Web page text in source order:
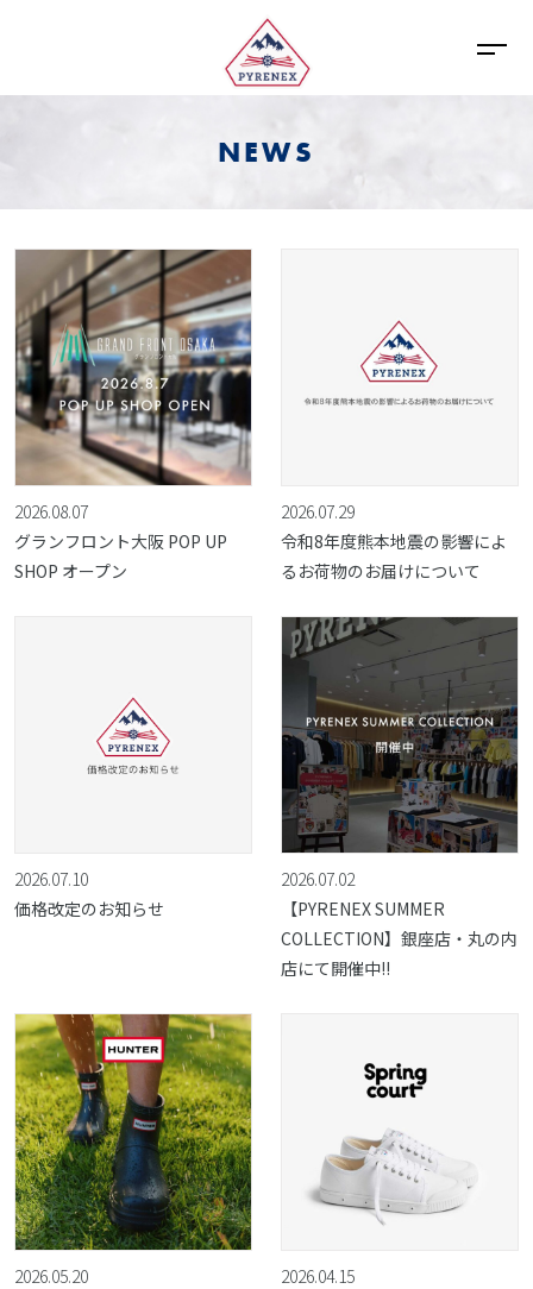
NEWS
2026.08.07
グランフロント大阪 POP UP
SHOP オープン
2026.07.29
令和8年度熊本地震の影響によ
るお荷物のお届けについて
2026.07.10
価格改定のお知らせ
2026.07.02
【PYRENEX SUMMER
COLLECTION】銀座店・丸の内
店にて開催中!!
2026.05.20
2026.04.15